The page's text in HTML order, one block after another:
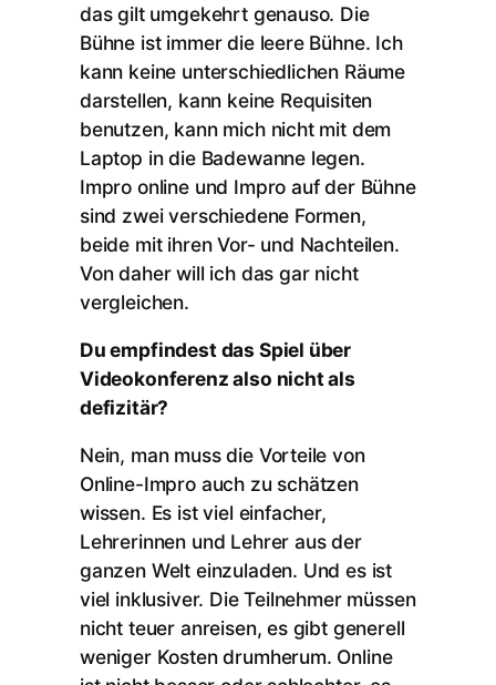
das gilt umgekehrt genauso. Die
Bühne ist immer die leere Bühne. Ich
kann keine unterschiedlichen Räume
darstellen, kann keine Requisiten
benutzen, kann mich nicht mit dem
Laptop in die Badewanne legen.
Impro online und Impro auf der Bühne
sind zwei verschiedene Formen,
beide mit ihren Vor- und Nachteilen.
Von daher will ich das gar nicht
vergleichen.
Du empfindest das Spiel über
Videokonferenz also nicht als
defizitär?
Nein, man muss die Vorteile von
Online-Impro auch zu schätzen
wissen. Es ist viel einfacher,
Lehrerinnen und Lehrer aus der
ganzen Welt einzuladen. Und es ist
viel inklusiver. Die Teilnehmer müssen
nicht teuer anreisen, es gibt generell
weniger Kosten drumherum. Online